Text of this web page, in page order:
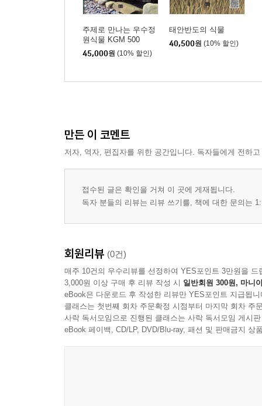
주제로 만나는 우수정
원식물 KGM 500
45,000원 (10% 할인)
태안반도의 식물
40,500원 (10% 할인)
만든 이 코멘트
저자, 역자, 편집자를 위한 공간입니다. 독자들에게 전하
접수된 글은 확인을 거쳐 이 곳에 게재됩니다.
독자 분들의 리뷰는 리뷰 쓰기를, 책에 대한 문의는
회원리뷰 (0건)
매주 10건의 우수리뷰를 선정하여 YES포인트 3만원을 드
3,000원 이상 구매 후 리뷰 작성 시 일반회원 300원, 마니
eBook은 다운로드 후 작성한 리뷰만 YES포인트 지급됩니
클래스는 첫번째 회차 주문확정 시점부터 마지막 회차 주
사락 독서모임으로 진행된 클래스는 사락 독서모임 게시
eBook 페이백, CD/LP, DVD/Blu-ray, 패션 및 판매금지 상